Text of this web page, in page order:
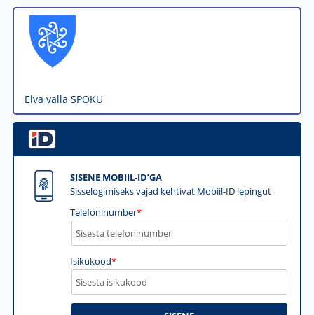
Elva valla SPOKU
SISENE MOBIIL-ID’GA
Sisselogimiseks vajad kehtivat Mobiil-ID lepingut
Telefoninumber*
Isikukood*